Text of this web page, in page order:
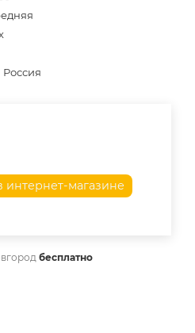
Россия
интернет-магазине
бесплатно